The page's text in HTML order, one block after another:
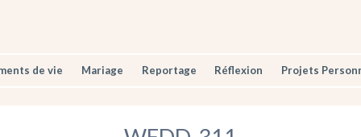
de vie Mariage Reportage Réflexion Projets